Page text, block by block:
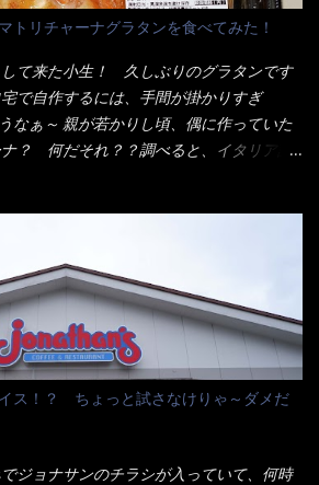
う！ それではまず袋を開けると・・・ な
の麺が二束、調味油と粉末スープ！ やは
だかチョッと高級感的な・・・だって透
麺なんて見慣れないからねぇ～（コスト
見ると、韮とか卵の用意を勧めている。
った、黒豆モヤシ・韮・生卵を用意しま
ッと乗せて調味油を入れて完成です。 ど
デザイン賞じゃない！？ 笑 マルタ
引用） めんは、ノンフライ・ノンスチー
んに近い風味のストレートめんです。 豚
、ニンニクを加えた辛さとコクが凝縮さ
です。 調味油に赤ラー油とごま油を使用
引き立たせています。 調味油をスープ
、箸で麺と具を持ち上げて・・・ ええや
リチャーナグラタンを食べてみた！
て来た小生！ 久しぶりのグラタンです
で自作するには、手間が掛かりすぎ
なぁ～ 親が若かりし頃、偶に作っていた
？ 何だそれ？？調べると、イタリア語
目安で小分けにしているようで、パック
ーズの乗り具合に結構な差が出てい
が付いているのを、しっかり確認し買う
（取り分け量にも若干有り差がでてるだ
りかけて食べてみると・・・結構美味し
ホワイトソースとマカロニの絡まった食
ダイソーのカレー用のスプーンを使って
くすくえるんだよねぇ～（このスプーン
ス！？ ちょっと試さなけりゃ～ダメだ
ジョナサンのチラシが入っていて、何時